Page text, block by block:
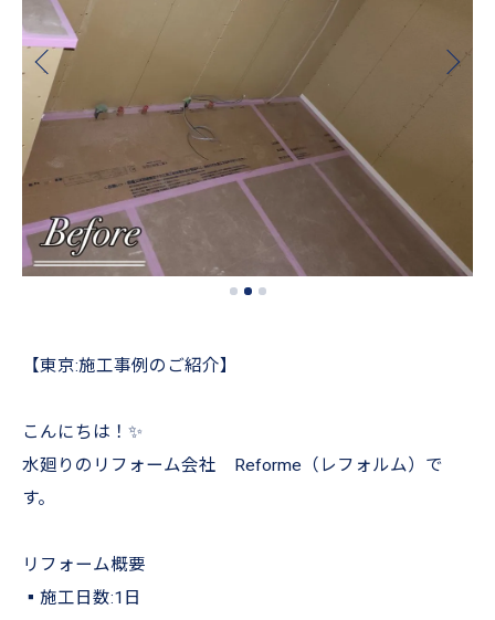
【東京:施工事例のご紹介】
こんにちは！✨
水廻りのリフォーム会社 Reforme（レフォルム）で
す。
リフォーム概要
▪︎施工日数:1日